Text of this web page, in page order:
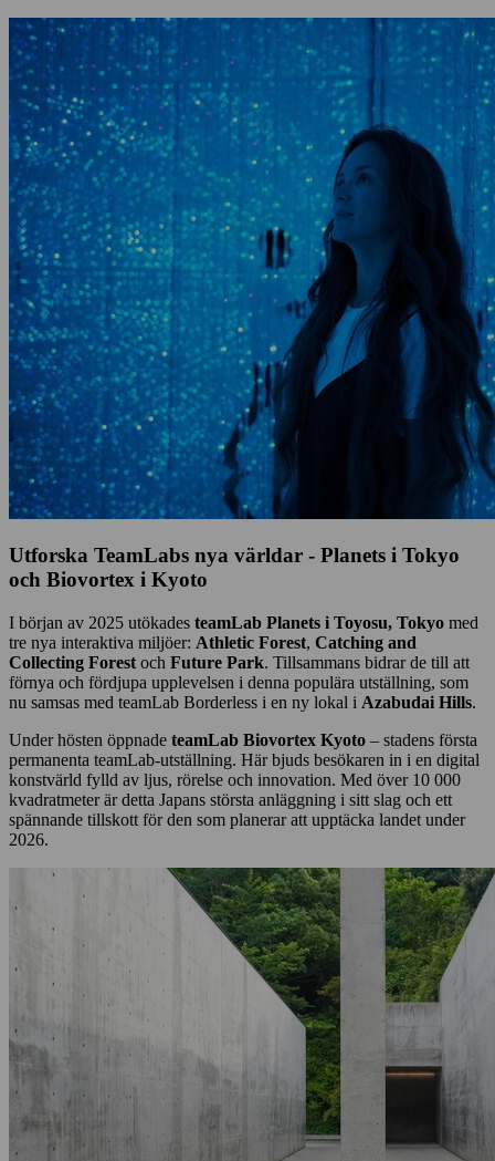
Utforska TeamLabs nya världar - Planets i Tokyo
och Biovortex i Kyoto
I början av 2025 utökades teamLab Planets i Toyosu, Tokyo med
tre nya interaktiva miljöer: Athletic Forest, Catching and
Collecting Forest och Future Park. Tillsammans bidrar de till att
förnya och fördjupa upplevelsen i denna populära utställning, som
nu samsas med teamLab Borderless i en ny lokal i Azabudai Hills.
Under hösten öppnade teamLab Biovortex Kyoto – stadens första
permanenta teamLab-utställning. Här bjuds besökaren in i en digital
konstvärld fylld av ljus, rörelse och innovation. Med över 10 000
kvadratmeter är detta Japans största anläggning i sitt slag och ett
spännande tillskott för den som planerar att upptäcka landet under
2026.